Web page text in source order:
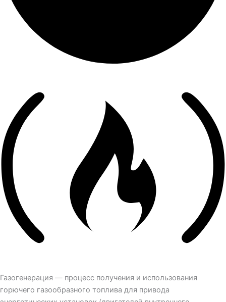
Газогенерация — процесс получения и использования
горючего газообразного топлива для привода